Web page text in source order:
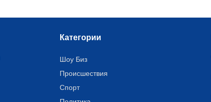
Категории
Шоу Биз
Происшествия
Спорт